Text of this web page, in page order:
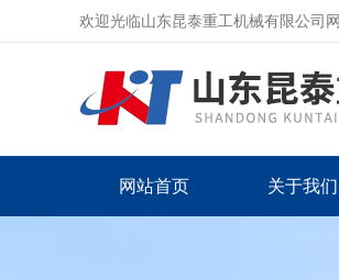
欢迎光临山东昆泰重工机械有限公司网
网站首页 关于我们